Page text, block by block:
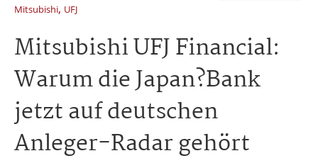
Mitsubishi, UFJ
Mitsubishi UFJ Financial:
Warum die Japan?Bank
jetzt auf deutschen
Anleger-Radar gehört